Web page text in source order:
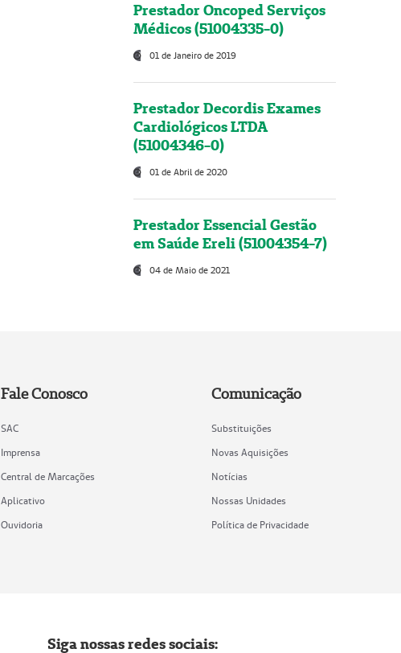
Prestador Oncoped Serviços
Médicos (51004335-0)
01 de Janeiro de 2019
Prestador Decordis Exames
Cardiológicos LTDA
(51004346-0)
01 de Abril de 2020
Prestador Essencial Gestão
em Saúde Ereli (51004354-7)
04 de Maio de 2021
Fale Conosco
SAC
Imprensa
Central de Marcações
Aplicativo
Ouvidoria
Comunicação
Substituições
Novas Aquisições
Notícias
Nossas Unidades
Política de Privacidade
Siga nossas redes sociais: